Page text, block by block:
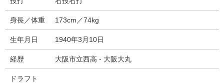
身長／体重 173cm／74kg
生年月日 1940年3月10日
経歴 大阪市立西高 - 大阪大丸
ドラフト